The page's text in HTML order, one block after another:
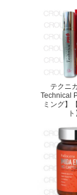
テクニ
Technical
ミング】
ト